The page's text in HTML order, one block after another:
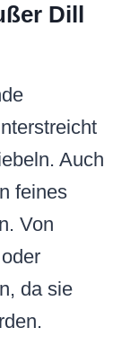
Dill
Auch
feines
Von
da sie